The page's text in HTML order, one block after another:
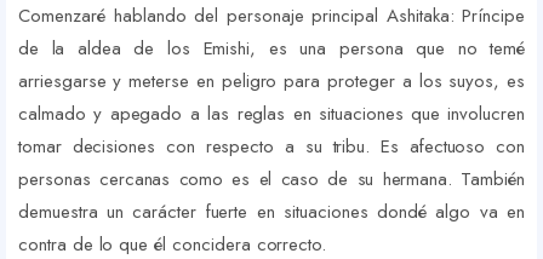
Comenzaré hablando del personaje principal Ashitaka:Príncipe
de la aldea de los Emishi, es una persona que no temé
arriesgarse y meterse en peligro para proteger a los suyos, es
calmado y apegado a las reglas en situaciones que involucren
tomar decisiones con respecto a su tribu. Es afectuoso con
personas cercanas como es el caso de su hermana. También
demuestra un carácter fuerte en situaciones dondé algo va en
contra de lo que él concidera correcto.